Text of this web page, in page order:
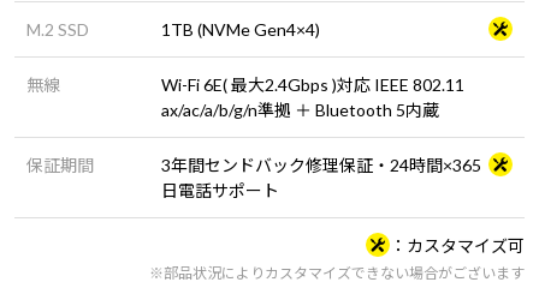
M.2 SSD 1TB (NVMe Gen4×4)
無線
Wi-Fi 6E( 最大2.4Gbps )対応 IEEE 802.11
ax/ac/a/b/g/n準拠 ＋ Bluetooth 5内蔵
保証期間
3年間センドバック修理保証・24時間×365
日電話サポート
カスタマイズ可
※部品状況によりカスタマイズできない場合がございます